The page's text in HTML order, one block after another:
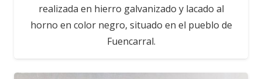
realizada en hierro galvanizado y lacado al
horno en color negro, situado en el pueblo de
Fuencarral.